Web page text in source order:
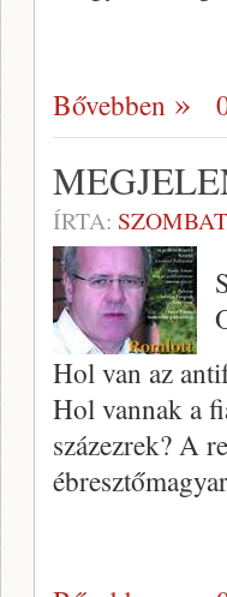
Bővebben
ÍRTA: SZOMBAT
Hol van az
Hol vannak a
százezrek? A